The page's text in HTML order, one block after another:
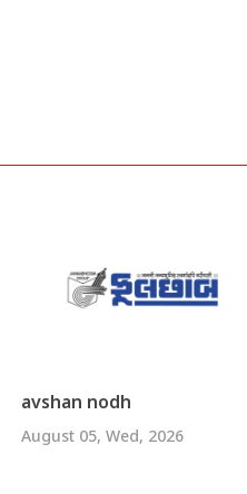
avshan nodh
August 05, Wed, 2026